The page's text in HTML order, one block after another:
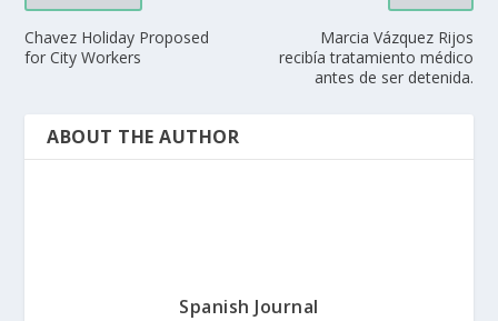
Chavez Holiday Proposed
for City Workers
Marcia Vázquez Rijos
recibía tratamiento médico
antes de ser detenida.
ABOUT THE AUTHOR
Spanish Journal